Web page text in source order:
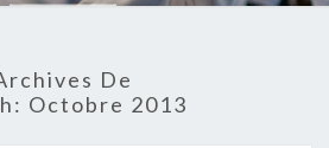
De
Octobre 2013